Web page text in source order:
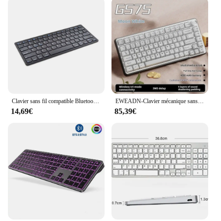
and businesses. Its adaptability to different
environments and users makes it an essential tool
for anyone passionate about music.
14,69€
EWEADN-Clavier mécanique sans fil GS75, 3 modes, Bluetooth, RVB, joint d'échange à chaud, clavier de jeu, PC, ordinateur portable, accessoires, cadeau
85,39€